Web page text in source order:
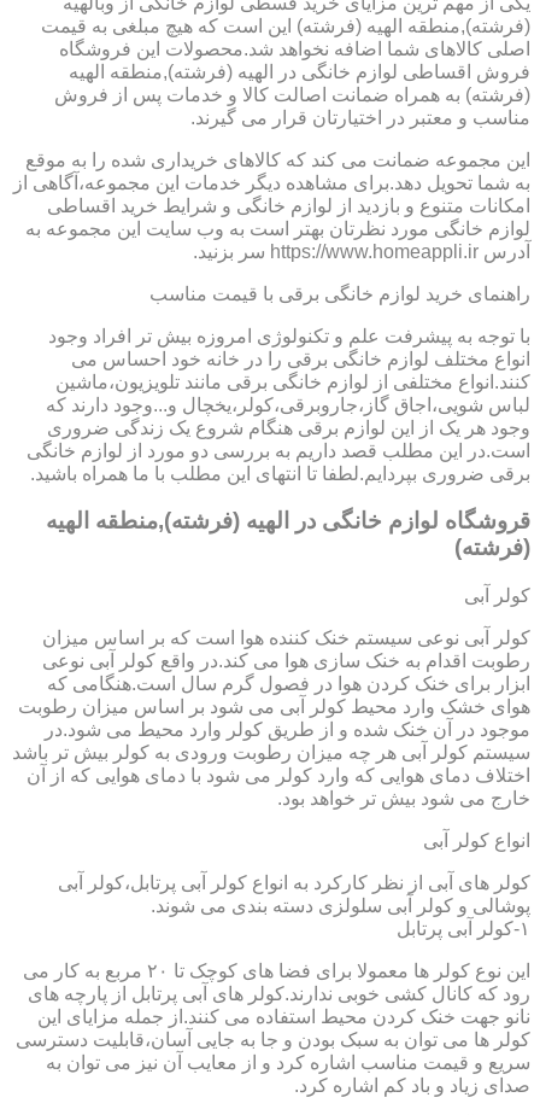
(فرشته),منطقه الهیه (فرشته) این است که هیچ مبلغی به قیمت
اصلی کالاهای شما اضافه نخواهد شد.محصولات این فروشگاه
فروش اقساطی لوازم خانگی در الهیه (فرشته),منطقه الهیه
(فرشته) به همراه ضمانت اصالت کالا و خدمات پس از فروش
مناسب و معتبر در اختیارتان قرار می گیرند.
این مجموعه ضمانت می کند که کالاهای خریداری شده را به موقع
به شما تحویل دهد.برای مشاهده دیگر خدمات این مجموعه،آگاهی از
امکانات متنوع و بازدید از لوازم خانگی و شرایط خرید اقساطی
لوازم خانگی مورد نظرتان بهتر است به وب سایت این مجموعه به
آدرس https://www.homeappli.ir سر بزنید.
راهنمای خرید لوازم خانگی برقی با قیمت مناسب
با توجه به پیشرفت علم و تکنولوژی امروزه بیش تر افراد وجود
انواع مختلف لوازم خانگی برقی را در خانه خود احساس می
کنند.انواع مختلفی از لوازم خانگی برقی مانند تلویزیون،ماشین
لباس شویی،اجاق گاز،جاروبرقی،کولر،یخچال و...وجود دارند که
وجود هر یک از این لوازم برقی هنگام شروع یک زندگی ضروری
است.در این مطلب قصد داریم به بررسی دو مورد از لوازم خانگی
برقی ضروری بپردایم.لطفا تا انتهای این مطلب با ما همراه باشید.
قروشگاه لوازم خانگی در الهیه (فرشته),منطقه الهیه
(فرشته)
کولر آبی
کولر آبی نوعی سیستم خنک کننده هوا است که بر اساس میزان
رطوبت اقدام به خنک سازی هوا می کند.در واقع کولر آبی نوعی
ابزار برای خنک کردن هوا در فصول گرم سال است.هنگامی که
هوای خشک وارد محیط کولر آبی می شود بر اساس میزان رطوبت
موجود در آن خنک شده و از طریق کولر وارد محیط می شود.در
سیستم کولر آبی هر چه میزان رطوبت ورودی به کولر بیش تر باشد
اختلاف دمای هوایی که وارد کولر می شود با دمای هوایی که از آن
خارج می شود بیش تر خواهد بود.
انواع کولر آبی
کولر های آبی از نظر کارکرد به انواع کولر آبی پرتابل،کولر آبی
پوشالی و کولر آبی سلولزی دسته بندی می شوند.
۱-کولر آبی پرتابل
این نوع کولر ها معمولا برای فضا های کوچک تا ۲۰ مربع به کار می
رود که کانال کشی خوبی ندارند.کولر های آبی پرتابل از پارچه های
نانو جهت خنک کردن محیط استفاده می کنند.از جمله مزایای این
کولر ها می توان به سبک بودن و جا به جایی آسان،قابلیت دسترسی
سریع و قیمت مناسب اشاره کرد و از معایب آن نیز می توان به
صدای زیاد و باد کم اشاره کرد.